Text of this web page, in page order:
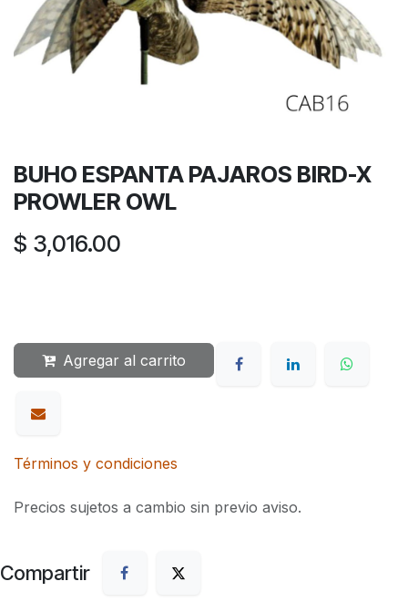
BUHO ESPANTA PAJAROS BIRD-X
PROWLER OWL
$ 3,016.00
Agregar al carrito
Términos y condiciones
Precios sujetos a cambio sin previo aviso.
Compartir